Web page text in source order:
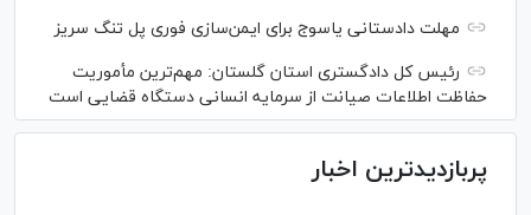
مهلت دادستانی یاسوج برای ایمن‌سازی فوری پل تنگ سریز
رئیس کل دادگستری استان گلستان: مهم‌ترین مأموریت
حفاظت اطلاعات صیانت از سرمایه انسانی دستگاه قضایی است
پربازدیدترین اخبار